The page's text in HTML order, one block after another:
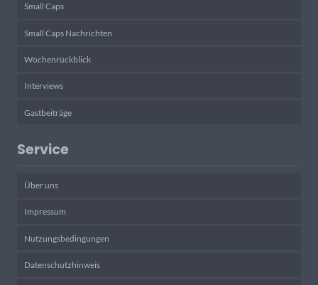
Small Caps
Small Caps Nachrichten
Wochenrückblick
Interviews
Gastbeiträge
Service
Über uns
Impressum
Nutzungsbedingungen
Datenschutzhinweis